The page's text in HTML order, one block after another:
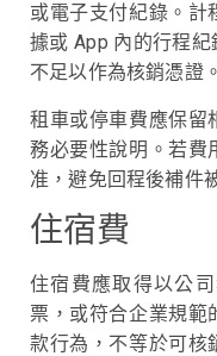
或電子支付紀錄。計
據或 App 內的行程
不足以作為核銷憑證。
租車或停車費應保留
務必要性說明。若費
准，避免回程後補件
住宿費
住宿費應取得以公
票，或符合企業規範
款行為，不等於可核